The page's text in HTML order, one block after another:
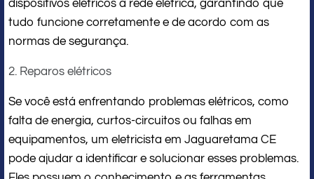
dispositivos elétricos à rede elétrica, garantindo que
tudo funcione corretamente e de acordo com as
normas de segurança.
2. Reparos elétricos
Se você está enfrentando problemas elétricos, como
falta de energia, curtos-circuitos ou falhas em
equipamentos, um eletricista em Jaguaretama CE
pode ajudar a identificar e solucionar esses problemas.